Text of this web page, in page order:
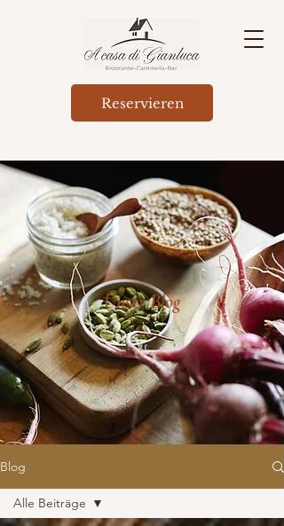
Reservieren
Unser Blog
Blog
Alle Beiträge